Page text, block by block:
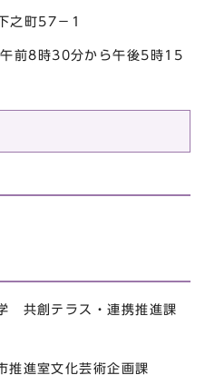
之町57－1
前8時30分から午後5時15
共創テラス・連携推進課
推進室文化芸術企画課